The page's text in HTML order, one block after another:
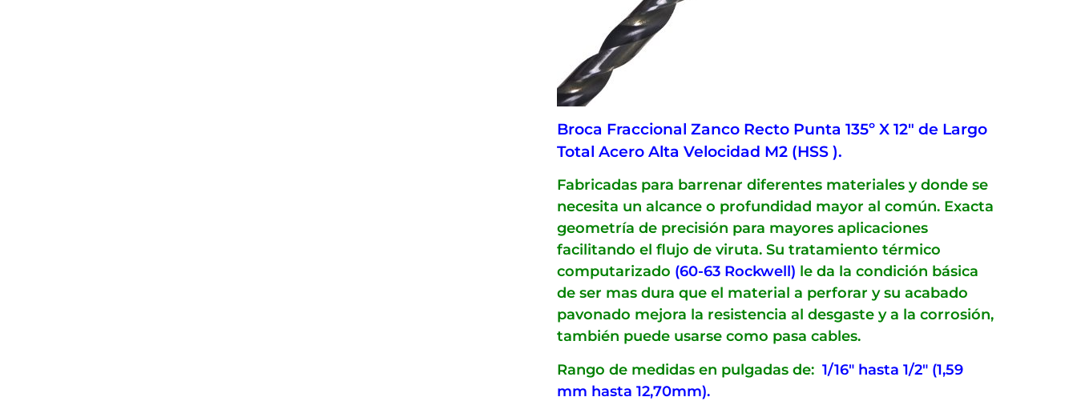
Broca Fraccional Zanco Recto Punta 135º X 12″ de Largo
Total Acero Alta Velocidad M2 (HSS ).
Fabricadas para barrenar diferentes materiales y donde se
necesita un alcance o profundidad mayor al común. Exacta
geometría de precisión para mayores aplicaciones
facilitando el flujo de viruta. Su tratamiento térmico
computarizado (60-63 Rockwell) le da la condición básica
de ser mas dura que el material a perforar y su acabado
pavonado mejora la resistencia al desgaste y a la corrosión,
también puede usarse como pasa cables.
Rango de medidas en pulgadas de: 1/16″ hasta 1/2″ (1,59
mm hasta 12,70mm).